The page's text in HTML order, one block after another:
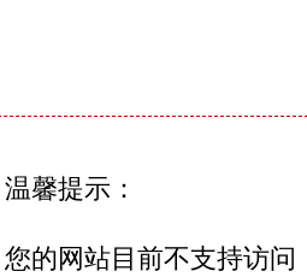
温馨提示：
您的网站目前不支持访